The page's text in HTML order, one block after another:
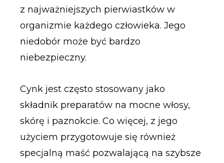
z najważniejszych pierwiastków w
organizmie każdego człowieka. Jego
niedobór może być bardzo
niebezpieczny.
Cynk jest często stosowany jako
składnik preparatów na mocne włosy,
skórę i paznokcie. Co więcej, z jego
użyciem przygotowuje się również
specjalną maść pozwalającą na szybsze